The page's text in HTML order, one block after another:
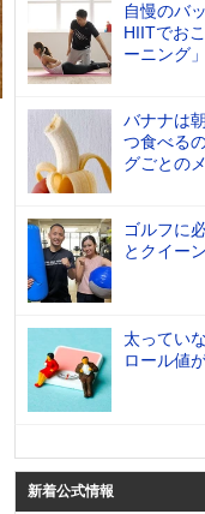
自慢のバ
HIITでお
ーニング」
バナナは
つ食べる
グごとの
ゴルフに
とクイー
太ってい
ロール値
新着公式情報